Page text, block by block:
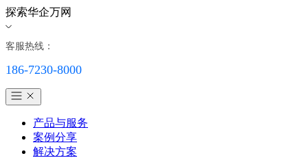
探索华企万网
客服热线：
186-7230-8000
产品与服务
案例分享
解决方案